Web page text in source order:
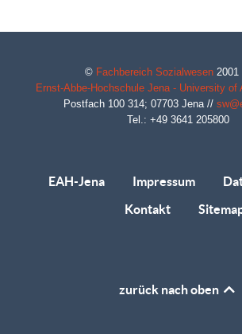
© Fachbereich Sozialwesen 2001
Ernst-Abbe-Hochschule Jena - University of
Postfach 100 314; 07703 Jena//
Tel.: +49 3641 205800
EAH-Jena Impressum
Kontakt
zurück nach oben